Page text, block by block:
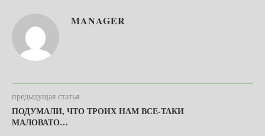
MANAGER
предыдущая статья
ПОДУМАЛИ, ЧТО ТРОИХ НАМ ВСЕ-ТАКИ
МАЛОВАТО…